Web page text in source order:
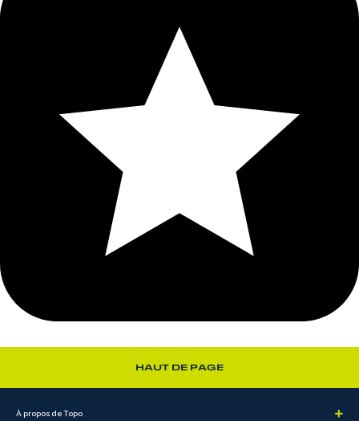
HAUT DE PAGE
À propos de Topo